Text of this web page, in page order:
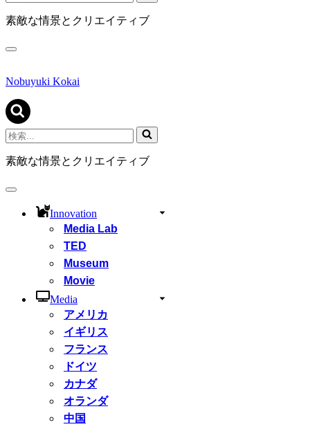
索...
素敵な情景とクリエイティブ
ナ
ゲ
シ
ョ
ン
メ
ニ
ュ
Nobuyuki Kokai
検
索...
素敵な情景とクリエイティブ
ナ
Innovation
Media Lab
TED
Museum
Movie
Media
アメリカ
イギリス
フランス
ドイツ
カナダ
オランダ
中国